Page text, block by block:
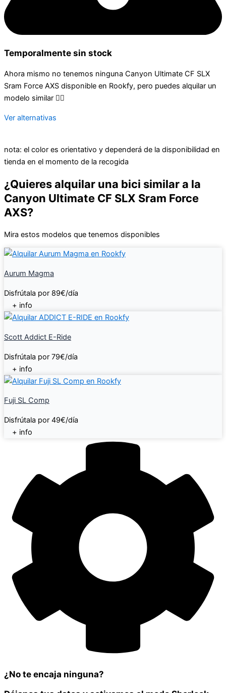
Temporalmente sin stock
Ahora mismo no tenemos ninguna Canyon Ultimate CF SLX
Sram Force AXS disponible en Rookfy, pero puedes alquilar un
modelo similar 👇🏻
Ver alternativas
nota: el color es orientativo y dependerá de la disponibilidad en
tienda en el momento de la recogida
¿Quieres alquilar una bici similar a la
Canyon Ultimate CF SLX Sram Force
AXS?
Mira estos modelos que tenemos disponibles
Aurum Magma
Disfrútala por 89€/día
+ info
Scott Addict E-Ride
Disfrútala por 79€/día
+ info
Fuji SL Comp
Disfrútala por 49€/día
+ info
¿No te encaja ninguna?